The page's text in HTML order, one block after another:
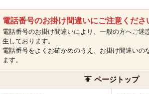
電話番号のお掛け間違いにご注意くださ
電話番号のお掛け間違いにより、一般の方へご迷
生しております。
電話番号をよくお確かめのうえ、お掛け間違いの
ます。
ページトップ